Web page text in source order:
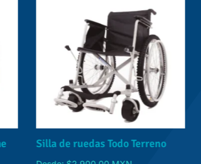
Silla de ruedas Todo Terreno